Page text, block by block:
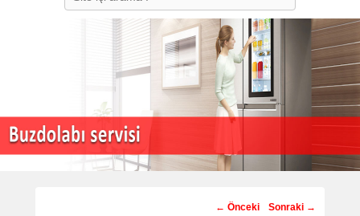
Post
← Önceki Sonraki →